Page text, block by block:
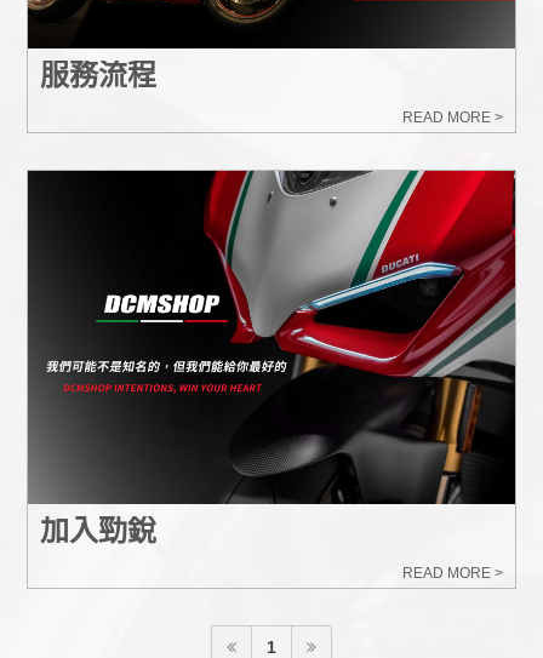
服務流程
READ MORE >
加入勁銳
READ MORE >
1